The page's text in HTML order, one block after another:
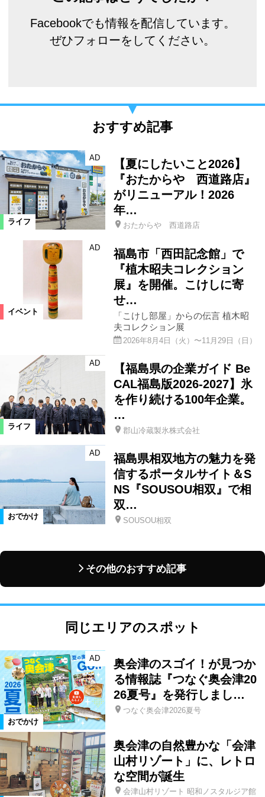
Facebookでも情報を配信しています。
ぜひフォローをしてください。
おすすめ記事
ライフ
AD
【夏にしたいこと2026】
『おたからや 西道路店』
がリニューアル！2026
年…
おたからや 西道路店
イベント
AD
福島市「西田記念館」で
『植木昭夫コレクション
展』を開催。こけしに寄
せ…
「こけし部屋」からの伝言 植木昭
夫コレクション展
2026年8月4日（火）〜11月29日（日）
ライフ
AD
【福島県の企業ガイド Be
CAL福島版2026-2027】氷
を作り続ける100年企業。
…
郡山冷蔵製氷株式会社
おでかけ
AD
福島県相双地方の魅力を発
信するポータルサイト＆S
NS『SOUSOU相双』で相
双…
SOUSOU相双
その他のおすすめ記事
同じエリアのスポット
おでかけ
AD
奥会津のスゴイ！が見つか
る情報誌『つなぐ奥会津20
26夏号』を発行しまし…
つなぐ奥会津2026夏号
奥会津の自然豊かな「会津
山村リゾート」に、レトロ
な空間が誕生
会津山村リゾート 昭和ノスタルジア館